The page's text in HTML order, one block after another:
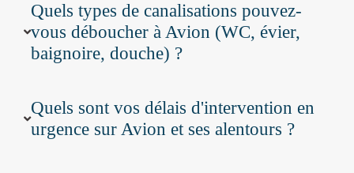
Quels types de canalisations pouvez-
vous déboucher à Avion (WC, évier,
baignoire, douche) ?
Quels sont vos délais d'intervention en
urgence sur Avion et ses alentours ?